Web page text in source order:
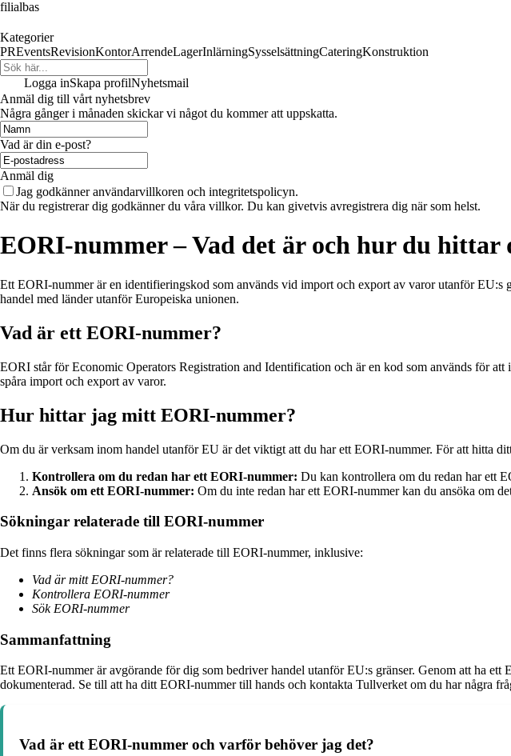
filialbas
Kategorier
PREventsRevisionKontorArrendeLagerInlärningSysselsättningCateringKonstruktion
Logga inSkapa profilNyhetsmail
Anmäl dig till vårt nyhetsbrev
Några gånger i månaden skickar vi något du kommer att uppskatta.
Vad är din e-post?
Anmäl dig
Jag godkänner användarvillkoren och integritetspolicyn.
När du registrerar dig godkänner du våra villkor. Du kan givetvis avregistrera dig när som helst.
EORI-nummer – Vad det är och hur du hittar
Ett EORI-nummer är en identifieringskod som används vid import och export av varor utanför
handel med länder utanför Europeiska unionen.
Vad är ett EORI-nummer?
EORI står för Economic Operators Registration and Identification och är en kod som används för
spåra import och export av varor.
Hur hittar jag mitt EORI-nummer?
Om du är verksam inom handel utanför EU är det viktigt att du har ett EORI-nummer. För att hitta
Kontrollera om du redan har ett EORI-nummer: Du kan kontrollera om du redan har ett
Ansök om ett EORI-nummer: Om du inte redan har ett EORI-nummer kan du ansöka om
Sökningar relaterade till EORI-nummer
Det finns flera sökningar som är relaterade till EORI-nummer, inklusive:
Vad är mitt EORI-nummer?
Kontrollera EORI-nummer
Sök EORI-nummer
Sammanfattning
Ett EORI-nummer är avgörande för dig som bedriver handel utanför EU:s gränser. Genom att ha
dokumenterad. Se till att ha ditt EORI-nummer till hands och kontakta Tullverket om du har några
Vad är ett EORI-nummer och varför behöver jag det?